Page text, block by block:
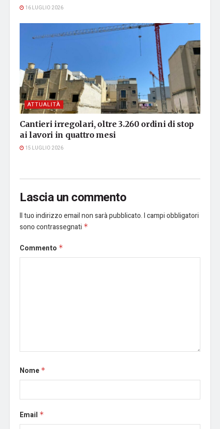
16 LUGLIO 2026
ATTUALITÀ
Cantieri irregolari, oltre 3.260 ordini di stop
ai lavori in quattro mesi
15 LUGLIO 2026
Lascia un commento
Il tuo indirizzo email non sarà pubblicato.I campi obbligatori
sono contrassegnati *
Commento *
Nome *
Email *